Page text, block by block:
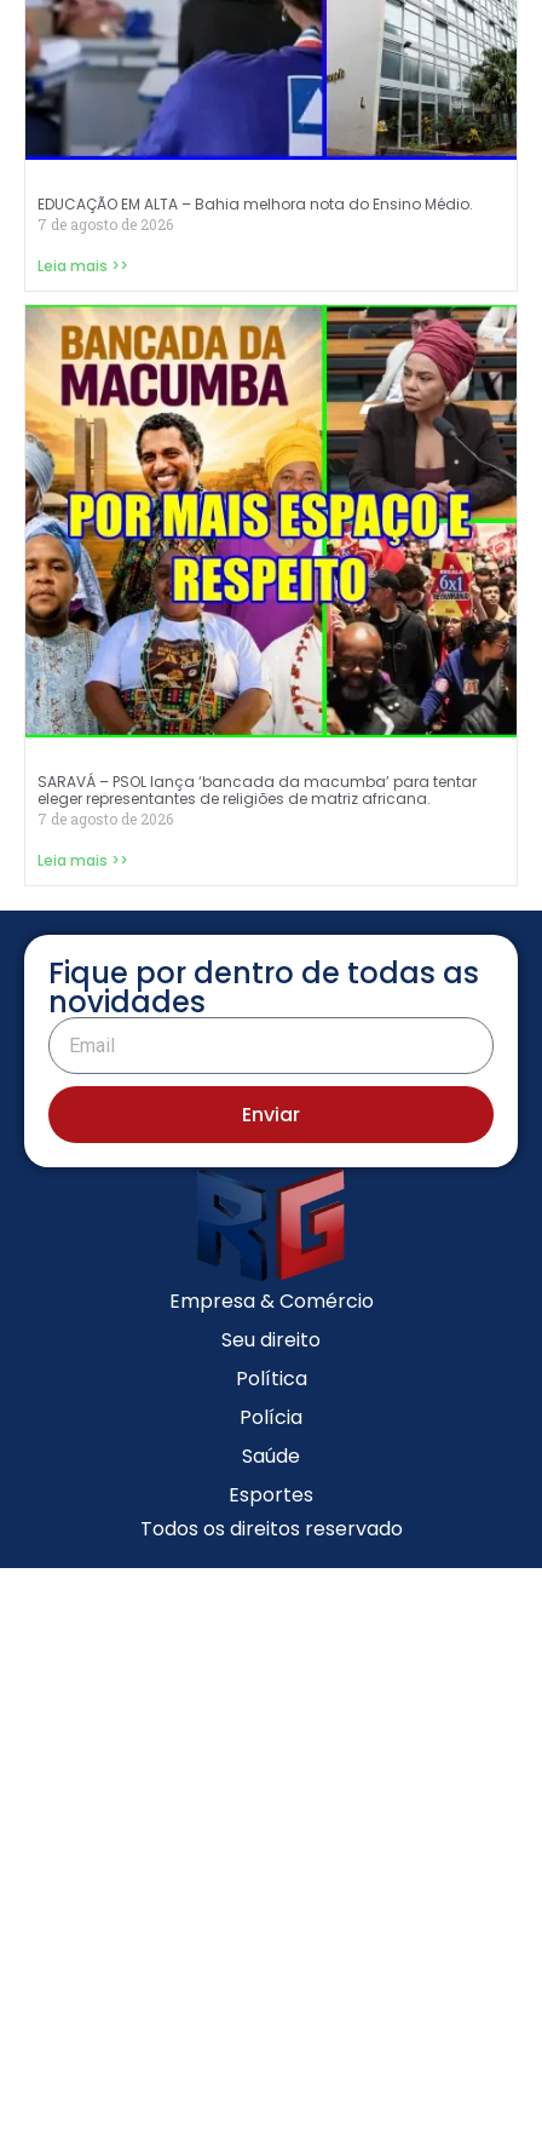
EDUCAÇÃO EM ALTA – Bahia melhora nota do Ensino Médio.
7 de agosto de 2026
Leia mais >>
SARAVÁ – PSOL lança ‘bancada da macumba’ para tentar
eleger representantes de religiões de matriz africana.
7 de agosto de 2026
Leia mais >>
Fique por dentro de todas as
novidades
Enviar
Empresa & Comércio
Seu direito
Política
Polícia
Saúde
Esportes
Todos os direitos reservado